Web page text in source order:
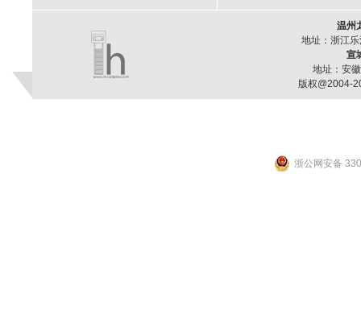
温州
地址：浙江
宣
地址：安
版权@2004-
浙公网安备